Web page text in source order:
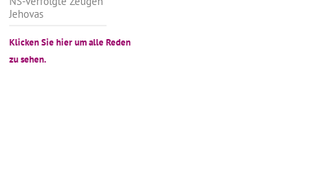
Jehovas
Klicken Sie hier um alle Reden
zu sehen.